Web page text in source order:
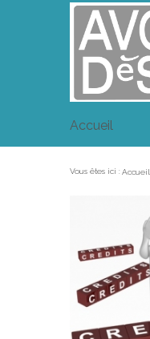
Accueil
Vous êtes ici : Accueil